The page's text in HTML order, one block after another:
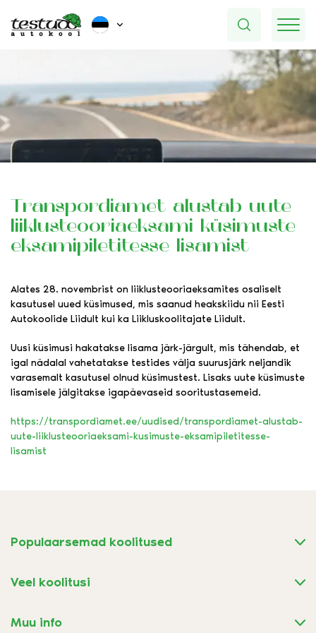
Transpordiamet alustab uute
liiklusteooriaeksami küsimuste
eksamipiletitesse lisamist
Alates 28. novembrist on liiklusteooriaeksamites osaliselt
kasutusel uued küsimused, mis saanud heakskiidu nii Eesti
Autokoolide Liidult kui ka Liikluskoolitajate Liidult.
Uusi küsimusi hakatakse lisama järk-järgult, mis tähendab, et
igal nädalal vahetatakse testides välja suurusjärk neljandik
varasemalt kasutusel olnud küsimustest. Lisaks uute küsimuste
lisamisele jälgitakse igapäevaseid sooritustasemeid.
https://transpordiamet.ee/uudised/transpordiamet-alustab-
uute-liiklusteooriaeksami-kusimuste-eksamipiletitesse-
lisamist
Populaarsemad koolitused
Veel koolitusi
Muu info